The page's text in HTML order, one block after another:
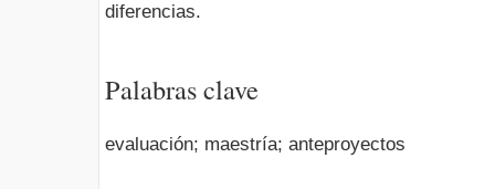
diferencias.
Palabras clave
evaluación; maestría; anteproyectos